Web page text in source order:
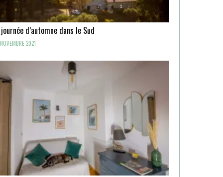
d’automne dans le Sud
2021